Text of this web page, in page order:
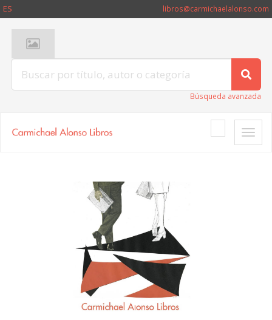
ES libros@carmichaelalonso.com
Búsqueda avanzada
Toggle